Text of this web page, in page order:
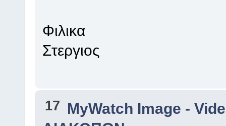
Φιλικα
Στεργιος
17 MyWatch Ιmage -